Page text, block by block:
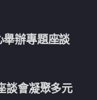
辦專題座談
談會凝聚多元